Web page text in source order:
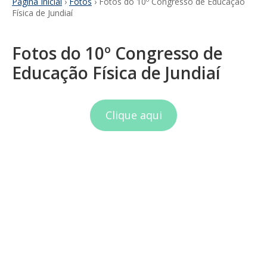
Física de Jundiaí
Fotos do 10º Congresso de
Educação Física de Jundiaí
Clique aqui